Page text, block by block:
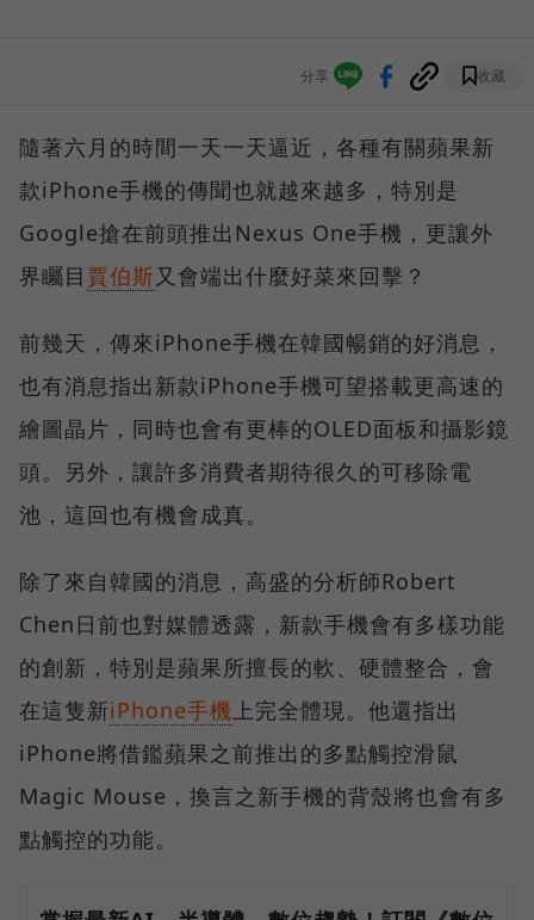
分享 收藏
隨著六月的時間一天一天逼近，各種有關蘋果新
款iPhone手機的傳聞也就越來越多，特別是
Google搶在前頭推出Nexus One手機，更讓外
界矚目 賈伯斯又會端出什麼好菜來回擊？
前幾天，傳來iPhone手機在韓國暢銷的好消息，
也有消息指出新款iPhone手機可望搭載更高速的
繪圖晶片，同時也會有更棒的OLED面板和攝影鏡
頭。另外，讓許多消費者期待很久的可移除電
池，這回也有機會成真。
除了來自韓國的消息，高盛的分析師Robert
Chen日前也對媒體透露，新款手機會有多樣功能
的創新，特別是蘋果所擅長的軟、硬體整合，會
在這隻新iPhone手機 上完全體現。他還指出
iPhone將借鑑蘋果之前推出的多點觸控滑鼠
Magic Mouse，換言之新手機的背殼將也會有多
點觸控的功能。